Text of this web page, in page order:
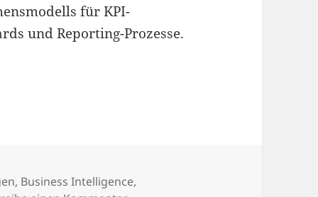
für KPI-
und Reporting-Prozesse.
Sprache
, Business Intelligence,